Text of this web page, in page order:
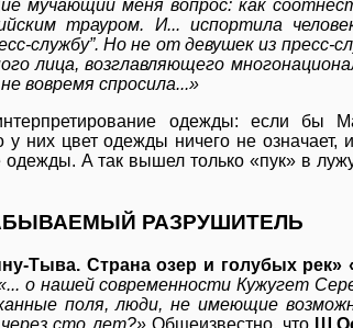
мучающий меня вопрос: как
трауром. И... испортила
службу”. Но не от девушек из пресс-
лица, возглавляющего
вовремя спросила...»
одежды: если бы
них цвет одежды ничего не означает,
А так вышел только «пук» в
РАЗРУШИТЕЛЬ
Тыва. Страна озер и голубых рек»
о нашей современности Кужугет
поля, люди, не имеющие